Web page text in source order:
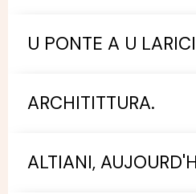
U PONTE A U
ARCHITITTURA.
ALTIANI,